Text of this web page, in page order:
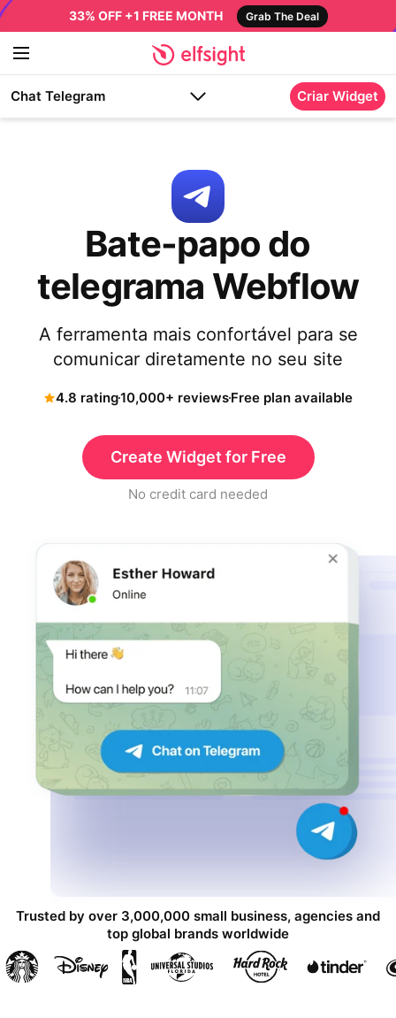
33% OFF +1 FREE MONTH Grab The Deal
Chat Telegram Criar Widget
Bate-papo do
telegrama Webflow
A ferramenta mais confortável para se
comunicar diretamente no seu site
4.8 rating10,000+ reviewsFree plan available
Create Widget for Free
No credit card needed
Trusted by over 3,000,000 small business, agencies and
top global brands worldwide